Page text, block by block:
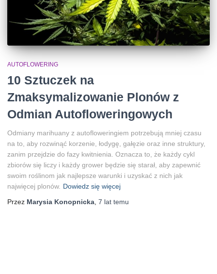
AUTOFLOWERING
10 Sztuczek na
Zmaksymalizowanie Plonów z
Odmian Autofloweringowych
Odmiany marihuany z autofloweringiem potrzebują mniej czasu
na to, aby rozwinąć korzenie, łodygę, gałęzie oraz inne struktury,
zanim przejdzie do fazy kwitnienia. Oznacza to, że każdy cykl
zbiorów się liczy i każdy grower będzie się starał, aby zapewnić
swoim roślinom jak najlepsze warunki i uzyskać z nich jak
najwięcej plonów. Dowiedz się więcej
Przez Marysia Konopnicka 7 lat temu